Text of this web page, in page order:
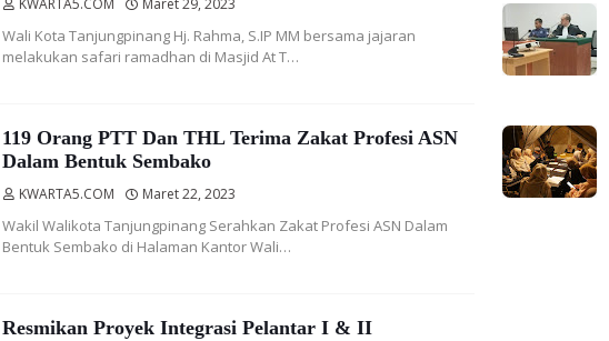
KWARTA5.COM Maret 29, 2023
Wali Kota Tanjungpinang Hj. Rahma, S.IP MM bersama jajaran
melakukan safari ramadhan di Masjid At T…
119 Orang PTT Dan THL Terima Zakat Profesi ASN
Dalam Bentuk Sembako
KWARTA5.COM Maret 22, 2023
Wakil Walikota Tanjungpinang Serahkan Zakat Profesi ASN Dalam
Bentuk Sembako di Halaman Kantor Wali…
Resmikan Proyek Integrasi Pelantar I & II